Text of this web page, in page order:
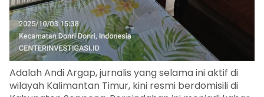
Adalah Andi Argap, jurnalis yang selama ini aktif di
wilayah Kalimantan Timur, kini resmi berdomisili di